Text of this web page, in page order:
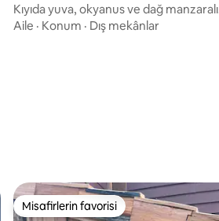
Kıyıda yuva, okyanus ve dağ manzaralı
süit *YENİ*
Aile · Konum · Dış mekânlar
Misafirlerin favorisi
Misafirlerin favorisi